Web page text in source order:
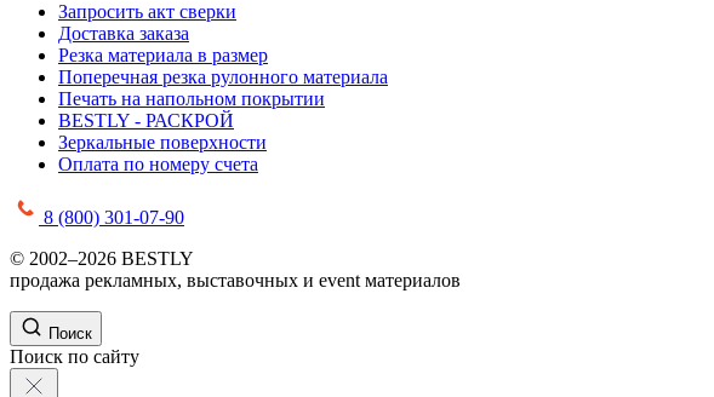
Запросить акт сверки
Доставка заказа
Резка материала в размер
Поперечная резка рулонного материала
Печать на напольном покрытии
BESTLY - РАСКРОЙ
Зеркальные поверхности
Оплата по номеру счета
8 (800) 301-07-90
© 2002–2026 BESTLY
продажа рекламных, выставочных и event материалов
Поиск
Поиск по сайту